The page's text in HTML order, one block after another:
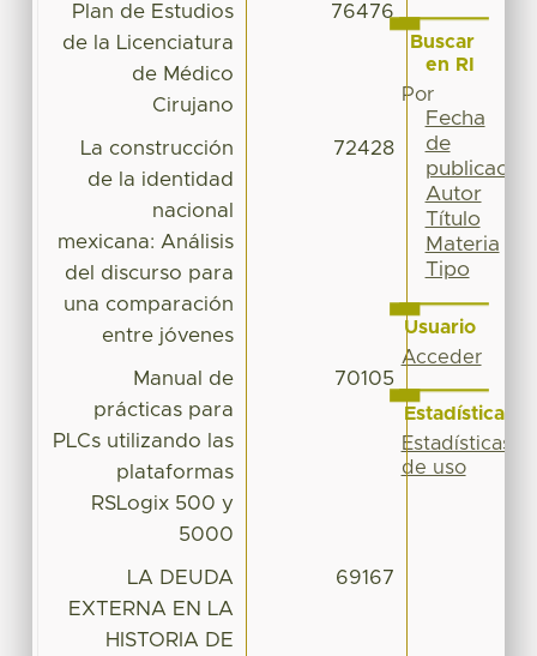
Plan de Estudios
de la Licenciatura
de Médico
Cirujano
76476
La construcción
de la identidad
nacional
mexicana: Análisis
del discurso para
una comparación
entre jóvenes
72428
Manual de
prácticas para
PLCs utilizando las
plataformas
RSLogix 500 y
5000
70105
LA DEUDA
EXTERNA EN LA
HISTORIA DE
69167
Buscar
en RI
Por
Fecha
de
publicación
Autor
Título
Materia
Tipo
Usuario
Acceder
Estadísticas
Estadísticas
de uso